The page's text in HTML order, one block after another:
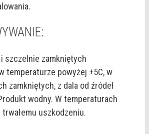
szczelnie zamkniętych
temperaturze powyżej +5C, w
zamkniętych, z dala od źródeł
wodny. W temperaturach
uszkodzeniu.